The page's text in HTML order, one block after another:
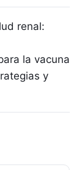
renal:
la vacuna
y